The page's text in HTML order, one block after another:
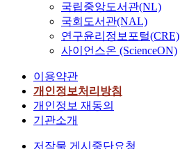
국립중앙도서관(NL)
국회도서관(NAL)
연구윤리정보포털(CRE)
사이언스온 (ScienceON)
이용약관
개인정보처리방침
개인정보 재동의
기관소개
저작물 게시중단요청